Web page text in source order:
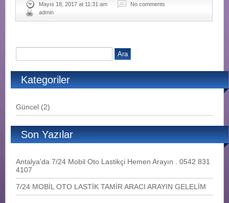
Mayıs 18, 2017 at 11:31 am
No comments
admin
Kategoriler
Güncel (2)
Son Yazılar
Antalya’da 7/24 Mobil Oto Lastikçi Hemen Arayın . 0542 831
4107
7/24 MOBİL OTO LASTİK TAMİR ARACI ARAYIN GELELİM